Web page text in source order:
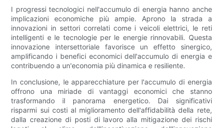
I progressi tecnologici nell'accumulo di energia hanno anche
implicazioni economiche più ampie. Aprono la strada a
innovazioni in settori correlati come i veicoli elettrici, le reti
intelligenti e le tecnologie per le energie rinnovabili. Questa
innovazione intersettoriale favorisce un effetto sinergico,
amplificando i benefici economici dell'accumulo di energia e
contribuendo a un'economia più dinamica e resiliente.
In conclusione, le apparecchiature per l'accumulo di energia
offrono una miriade di vantaggi economici che stanno
trasformando il panorama energetico. Dai significativi
risparmi sui costi al miglioramento dell'affidabilità della rete,
dalla creazione di posti di lavoro alla mitigazione dei rischi